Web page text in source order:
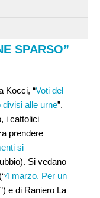
SPARSO”
Kocci, “Voti del
alle urne”.
i cattolici
prendere
si
Si vedano
4 marzo. Per un
e di Raniero La